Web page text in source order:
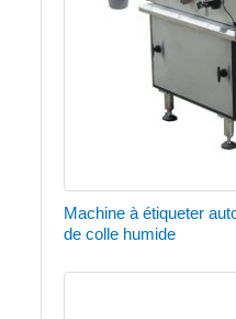
Machine à étiqueter
de colle humide